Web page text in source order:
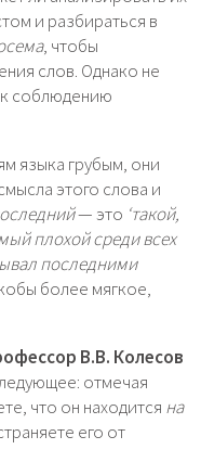
и разбираться в
, чтобы
слов. Однако не
к соблюдению
языка грубым, они
этого слова и
— это ‘такой,
плохой среди всех
последними
более мягкое,
В.В. Колесов
отмечая
что он находится на
его от